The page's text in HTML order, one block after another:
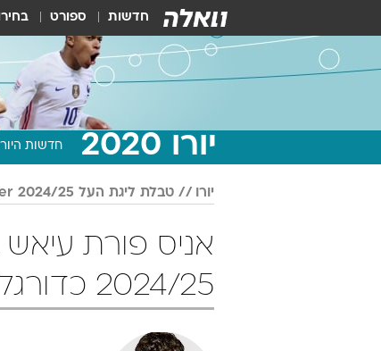
חדשות ספורט
יורו 2020 חדשות היורו
יורו טבלת ליגת העל Winner 2024/25
2024/25 כדורגל